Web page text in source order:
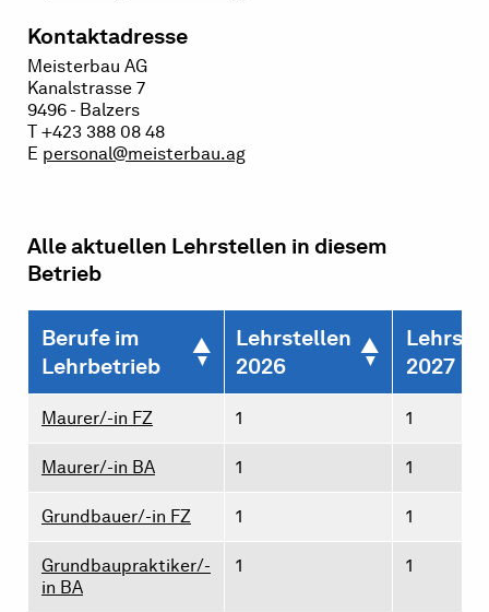
Kontaktadresse
Meisterbau AG
Kanalstrasse 7
9496 - Balzers
T +423 388 08 48
E personal@meisterbau.ag
Alle aktuellen Lehrstellen in diesem
Betrieb
Berufe im
Lehrbetrieb
Lehrstellen
2026
2027
Maurer/-in FZ 1 1
Maurer/-in BA 1 1
Grundbauer/-in FZ 1 1
Grundbaupraktiker/-
in BA
1 1